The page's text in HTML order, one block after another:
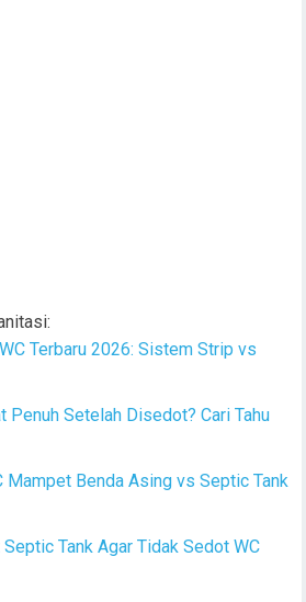
Terbaru 2026: Sistem Strip vs
Penuh Setelah Disedot? Cari Tahu
Mampet Benda Asing vs Septic Tank
Tank Agar Tidak Sedot WC